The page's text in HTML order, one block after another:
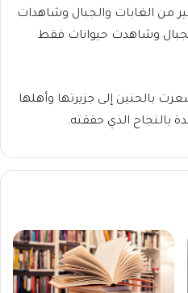
من الغابات والجبال وشاهدات
وشاهدت حيوانات فقط
بالحنين إلى جزيرتها وأهلها
بالنجاح الذي حققته.